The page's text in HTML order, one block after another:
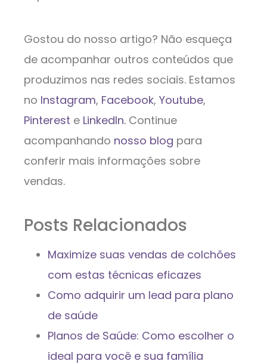
Gostou do nosso artigo? Não esqueça
de acompanhar outros conteúdos que
produzimos nas redes sociais. Estamos
no Instagram, Facebook, Youtube,
Pinterest e LinkedIn. Continue
acompanhando nosso blog para
conferir mais informações sobre
vendas.
Posts Relacionados
Maximize suas vendas de colchões
com estas técnicas eficazes
Como adquirir um lead para plano
de saúde
Planos de Saúde: Como escolher o
ideal para você e sua família